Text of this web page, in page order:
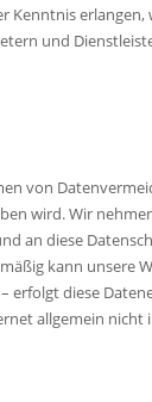
erlangen,
und
von
wird. Wir
an diese
kann unsere
erfolgt diese
allgemein